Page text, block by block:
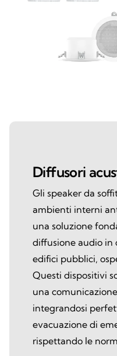
Diffusori
Gli speaker da
ambienti interni
una soluzione
diffusione audio in
edifici pubblici,
Questi dispositivi
una
integrandosi
evacuazione di
rispettando le